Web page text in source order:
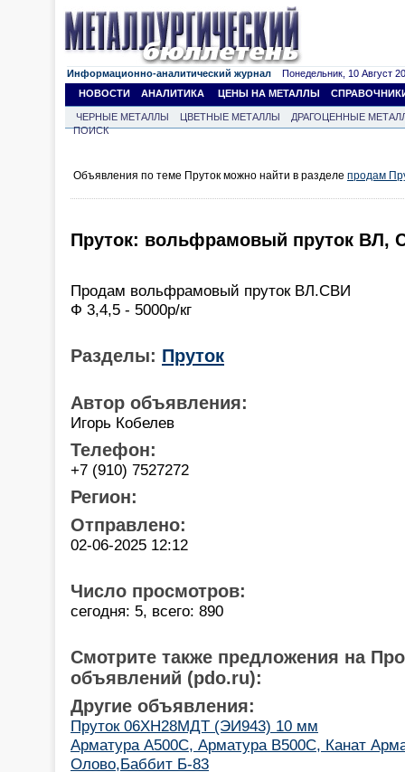
Информационно-аналитический журнал Понедельник, 10 Август
НОВОСТИ
АНАЛИТИКА ЦЕНЫ НА МЕТАЛЛЫ
ЧЕРНЫЕ МЕТАЛЛЫ ЦВЕТНЫЕ МЕТАЛЛЫ
ДРАГОЦЕННЫЕ
ПОИСК
Объявления по теме Пруток можно найти в разделе продам
Пруток: вольфрамовый пруток ВЛ,
Продам вольфрамовый пруток ВЛ.СВИ
Ф 3,4,5 - 5000р/кг
Разделы: Пруток
Автор объявления:
Игорь Кобелев
Телефон:
+7 (910) 7527272
Регион:
Отправлено:
02-06-2025 12:12
Число просмотров:
сегодня: 5, всего: 890
Смотрите также предложения на
объявлений (pdo.ru):
Другие объявления:
Пруток 06ХН28МДТ (ЭИ943) 10 мм
Арматура А500С, Арматура В500С, Канат
Олово,Баббит Б-83